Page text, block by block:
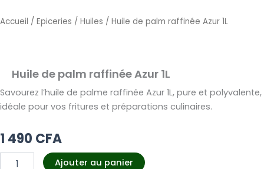
Accueil / Epiceries / Huiles / Huile de palm raffinée Azur 1L
Huile de palm raffinée Azur 1L
Savourez l’huile de palme raffinée Azur 1L, pure et polyvalente,
idéale pour vos fritures et préparations culinaires.
1 490 CFA
quantité
Ajouter au panier